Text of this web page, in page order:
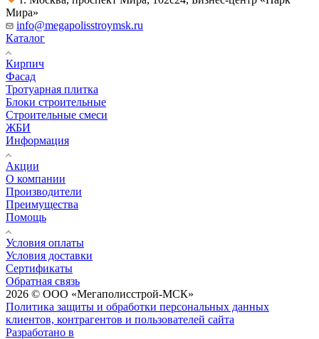
Мира»
info@megapolisstroymsk.ru
Каталог
Кирпич
Фасад
Тротуарная плитка
Блоки строительные
Строительные смеси
ЖБИ
Информация
Акции
О компании
Производители
Преимущества
Помощь
Условия оплаты
Условия доставки
Сертификаты
Обратная связь
2026 © ООО «Мегаполисстрой-МСК»
Политика защиты и обработки персональных данных
клиентов, контрагентов и пользователей сайта
Разработано в